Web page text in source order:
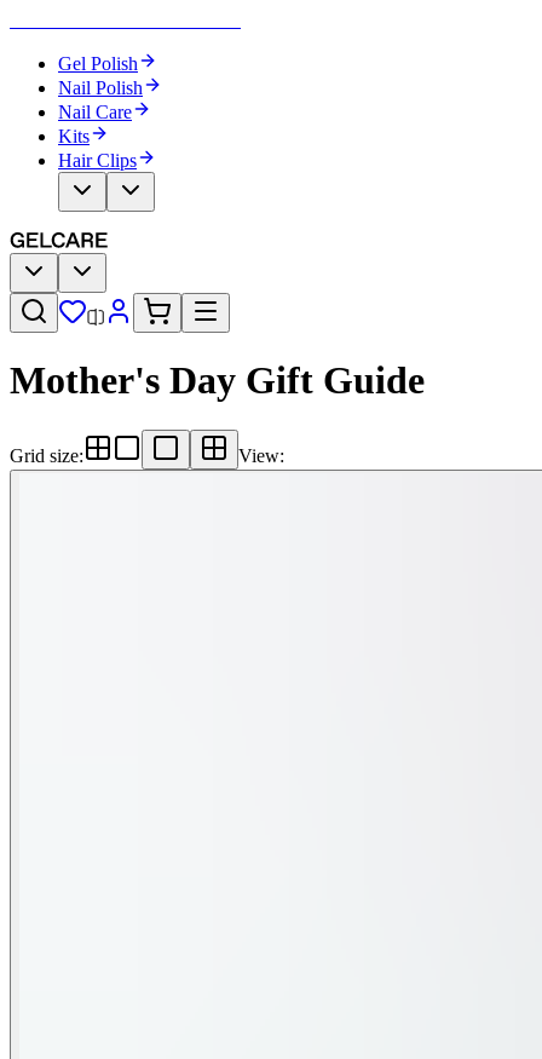
Gel Polish
Nail Polish
Nail Care
Kits
Hair Clips
Mother's Day Gift Guide​​​​‌ ‍ ​‍​‍‌‍ ‌ ​‍‌‍‍‌‌‍‌ ‌‍‍‌‌‍ ‍​‍​‍​ ‍‍​‍​‍‌ ​ ‌‍​‌‌‍ ‍‌‍‍‌‌ ‌​‌ ‍‌​‍ ‍‌‍‍‌‌‍ ​‍​‍​‍ ​​‍​‍‌‍‍​‌ ​‍‌‍‌‌‌‍‌‍​‍​‍​ ‍‍​‍​‍‌‍‍​‌ ‌​‌ ‌​‌ ​​‌ ​ ​ ‍‍​‍ ​‍ ‌‍‌ ‌‍‌‌‌‍ ​‌‍​ ‌‍​‌‌ ​‍‌‍‌‌​‍ ‍‌ ​ ‌‍​‌‌‍ ‍‌‍‍‌‌ ‌​‌ ‍‌​‍ ‍‌ ​ ‌ ‌​‌ ‌‌‌‍‌​‌‍‍‌‌‍ ​‍ ‌‍‍‌‌‍ ‍‌ ‌​‌‍‌‌‌‍ ‍‌ ‌​​‍ ‌‍‌‌‌‍‌​‌‍‍‌‌ ‌​​‍ ‌‍ ‌‌‍ ‌‍‌​‌‍‌‌​ ‌‌ ​​‌ ​‍‌‍‌‌‌ ​ ‌‍‌‌‌‍ ‍‌ ‌​‌‍​‌‌ ‌​‌‍‍‌‌‍ ‌‍ ‍​ ‍ ‌‍‍‌‌‍‌​​ ‌‌ ​ ‌‍‍​‌‍ ‌ ​​‌‍‍‌‌‍‌‍‌ ‍‌‌​​ ‌‍ ‌‍ ​‌‍ ​‌‍‌‌‌‍​ ‌ ‌​‌‍‍‌‌‍ ‌‍ ‍​‍ ‌​ ‌‍​ ​ ​ ‍‌​ ‍​​ ‍‌​ ‍‌​ ‌​​ ​​​ ​‍​ ‌‌​ ​ ​ ​ ​ ‍ ‌ ‌​‌ ‍‌‌ ​​‌‍‌‌​ ‌‌‍​ ‌‍ ‌‍ ​‌‍ ​‌‍‌‌‌‍​ ‌ ‌​‌‍‍‌‌‍ ‌‍ ‍​ ‍ ‌ ​​‌‍​‌‌ ‌​‌‍‍​​ ‌‌‍‍​‌‍‌‌‌ ​‍‌‍ ​‍ ‍‌ ‌​‌‍‍‌‌ ‌​‌‍ ​‌‍‌‌​‍‌‌​ ‌‌‌​​‍‌‌ ‌‍‍ ‌‍‌‌‌ ‍‌​‍‌‌​ ​ ‌​‌​​‍‌‌​ ​ ‌​‌​​‍‌‌​ ​‍​ ​‍‌‍‌‌‌‍ ‍​‍‌‌​ ​‍​ ​‍​‍‌‌​ ‌‌‌​‌​​‍ ‍‌ ‌‍‌‍​‌‌‍ ​‌ ‌‌‌‍‌‌​ ‌‍​‍‌‍​‌‌ ​ ‌‍‌‌‌‌‌‌‌ ​‍‌‍ ​​ ‌‌‍‍​‌ ‌​‌ ‌​‌ ​​‌ ​ ​‍‌‌​ ​ ‌​​‌​‍‌‌​ ​‍‌​‌‍​‍‌‌​ ​‍‌​‌‍‌‍‌ ‌‍‌‌‌‍ ​‌‍​ ‌‍​‌‌ ​‍‌‍‌‌​‍ ‍‌ ​ ‌‍​‌‌‍ ‍‌‍‍‌‌ ‌​‌ ‍‌​‍ ‍‌ ​ ‌ ‌​‌ ‌‌‌‍‌​‌‍‍‌‌‍ ​‍‌‍‌‍‍‌‌‍‌​​ ‌‌ ​ ‌‍‍​‌‍ ‌ ​​‌‍‍‌‌‍‌‍‌ ‍‌‌​​ ‌‍ ‌‍ ​‌‍ ​‌‍‌‌‌‍​ ‌ ‌​‌‍‍‌‌‍ ‌‍ ‍​‍ ‌​ ‌‍​ ​ ​ ‍‌​ ‍​​ ‍‌​ ‍‌​ ‌​​ ​​​ ​‍​ ‌‌​ ​ ​ ​ ​‍‌‍‌ ‌​‌ ‍‌‌ ​​‌‍‌‌​ ‌‌‍​ ‌‍ ‌‍ ​‌‍ ​‌‍‌‌‌‍​ ‌ ‌​‌‍‍‌‌‍ ‌‍ ‍​‍‌‍‌ ​​‌‍​‌‌ ‌​‌‍‍​​ ‌‌‍‍​‌‍‌‌‌ ​‍‌‍ ​‍ ‍‌ ‌​‌‍‍‌‌ ‌​‌‍ ​‌‍‌‌​‍‌‌​ ‌‌‌​​‍‌‌ ‌‍‍ ‌‍‌‌‌ ‍‌​‍‌‌​ ​ ‌​‌​​‍‌‌​ ​ ‌​‌​​‍‌‌​ ​‍​ ​‍‌‍‌‌‌‍ ‍​‍‌‌​ ​‍​ ​‍​‍‌‌​ ‌‌‌​‌​​‍ ‍‌ ‌‍‌‍​‌‌‍ ​‌ ‌‌‌‍‌‌​‍‌‍‌ ​​‌‍‌‌‌ ​‍‌ ​ ‌ ​​‌‍‌‌‌‍​ ‌ ‌​‌‍‍‌‌ ‌‍‌‍‌‌​ ‌‌ ​​‌ ‌‌‌‍​‍‌‍ ​‌‍‍‌‌ ​ ‌‍‍​‌‍‌‌‌‍‌​​‍​‍‌ ‌
Grid size: View: